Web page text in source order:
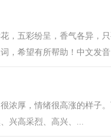
，五彩纷呈，香气各异，
，希望有所帮助！中文发
浓厚，情绪很高涨的样子
兴高采烈、高兴、...